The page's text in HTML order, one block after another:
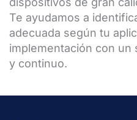
Te ayudamos a
adecuada según tu
implementación con
y continuo.